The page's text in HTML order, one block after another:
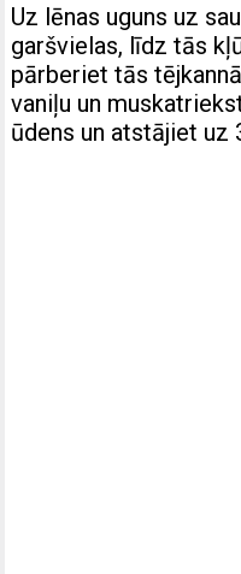
Uz lēnas uguns uz
garšvielas, līdz tās
pārberiet tās
vaniļu un
ūdens un atstājiet